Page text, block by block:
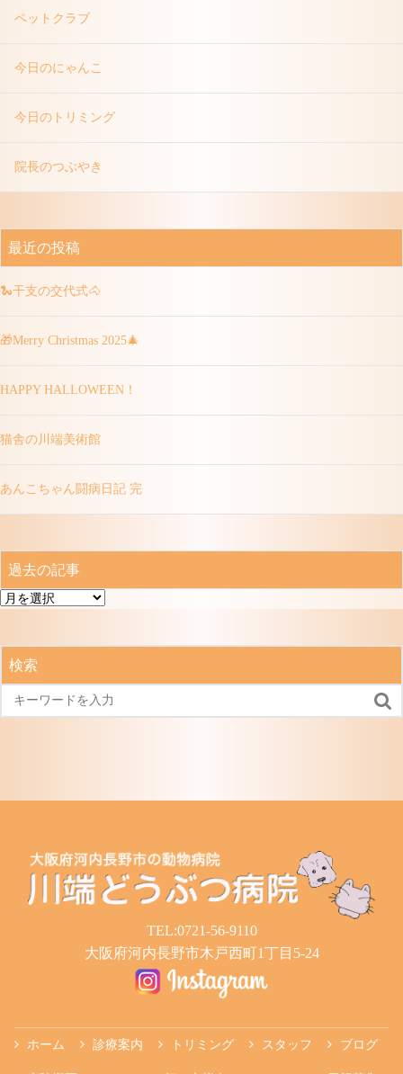
ペットクラブ
今日のにゃんこ
今日のトリミング
院長のつぶやき
最近の投稿
🐍干支の交代式🐴
🎁Merry Christmas 2025🎄
HAPPY HALLOWEEN！
猫舎の川端美術館
あんこちゃん闘病日記 完
過去の記事
過
記
検索

TEL:0721-56-9110
大阪府河内長野市木戸西町1丁目5-24
ホーム 診療案内 トリミング スタッフ ブログ